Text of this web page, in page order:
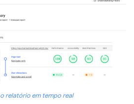
relatório em tempo real